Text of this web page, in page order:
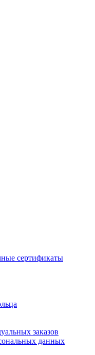
сертификаты
заказов
данных